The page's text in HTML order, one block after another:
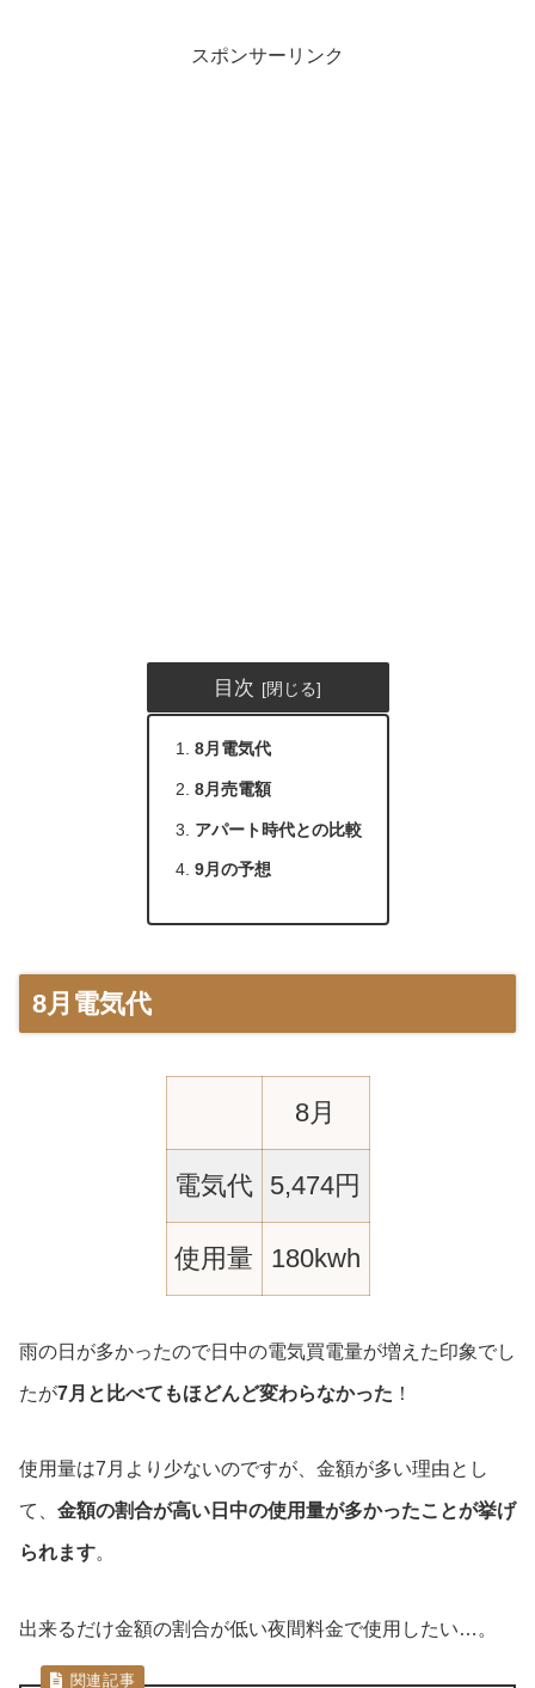
スポンサーリンク
目次
8月電気代
8月売電額
アパート時代との比較
9月の予想
8月電気代
8月
電気代 5,474円
使用量 180kwh
雨の日が多かったので日中の電気買電量が増えた印象でし
たが7月と比べてもほどんど変わらなかった ！
使用量は7月より少ないのですが、金額が多い理由とし
て、 金額の割合が高い日中の使用量が多かったことが挙げ
られます。
出来るだけ金額の割合が低い夜間料金で使用したい…。